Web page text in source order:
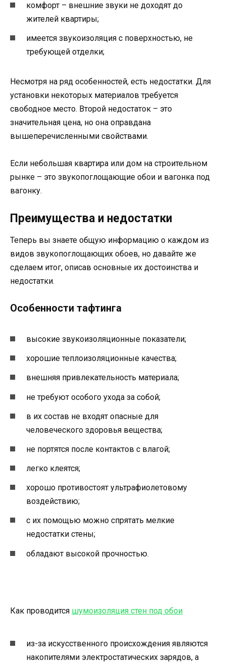
комфорт – внешние звуки не доходят до
жителей квартиры;
имеется звукоизоляция с поверхностью, не
требующей отделки;
Несмотря на ряд особенностей, есть недостатки. Для
установки некоторых материалов требуется
свободное место. Второй недостаток – это
значительная цена, но она оправдана
вышеперечисленными свойствами.
Если небольшая квартира или дом на строительном
рынке – это звукопоглощающие обои и вагонка под
вагонку.
Преимущества и недостатки
Теперь вы знаете общую информацию о каждом из
видов звукопоглощающих обоев, но давайте же
сделаем итог, описав основные их достоинства и
недостатки.
Особенности тафтинга
высокие звукоизоляционные показатели;
хорошие теплоизоляционные качества;
внешняя привлекательность материала;
не требуют особого ухода за собой;
в их состав не входят опасные для
человеческого здоровья вещества;
не портятся после контактов с влагой;
легко клеятся;
хорошо противостоят ультрафиолетовому
воздействию;
с их помощью можно спрятать мелкие
недостатки стены;
обладают высокой прочностью.
Как проводится шумоизоляция стен под обои
из-за искусственного происхождения являются
накопителями электростатических зарядов, а